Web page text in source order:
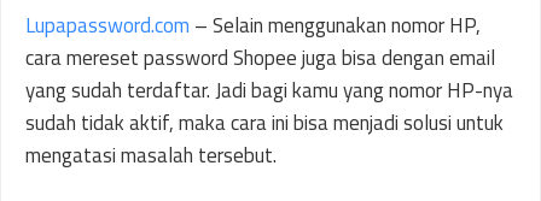
Lupapassword.com – Selain menggunakan nomor HP,
cara mereset password Shopee juga bisa dengan email
yang sudah terdaftar. Jadi bagi kamu yang nomor HP-nya
sudah tidak aktif, maka cara ini bisa menjadi solusi untuk
mengatasi masalah tersebut.